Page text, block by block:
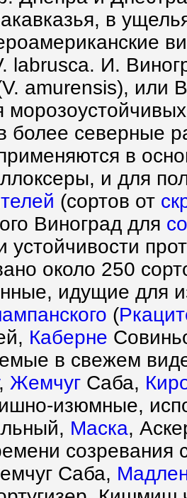
в
labrusca. И.
amurensis), или
более северные
в
и для
(сортов от
Виноград для
устойчивости
около 250
идущие для
(
Каберне
в свежем
Жемчуг Саба,
изюмные,
Маска,
созревания
Саба,